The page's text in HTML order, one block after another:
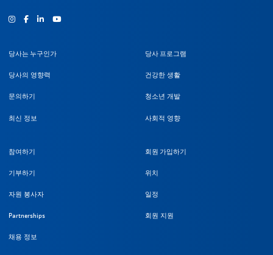
인스타그램
Facebook유튜브
당사는 누구인가
당사의 영향력
문의하기
최신 정보
당사 프로그램
건강한 생활
청소년 개발
사회적 영향
참여하기
기부하기
자원 봉사자
Partnerships
채용 정보
회원 가입하기
위치
일정
회원 지원